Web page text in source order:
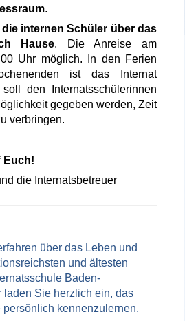
.
internen Schüler über das
Hause. Die Anreise am
Uhr möglich. In den Ferien
ist das Internat
den Internatsschülerinnen
gegeben werden, Zeit
verbringen.
Euch!
die Internatsbetreuer
über das Leben und
und ältesten
Baden-
laden Sie herzlich ein, das
kennenzulernen.